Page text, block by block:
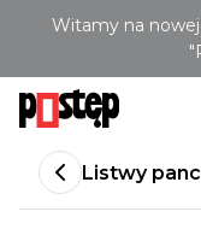
Witamy na
Listwy